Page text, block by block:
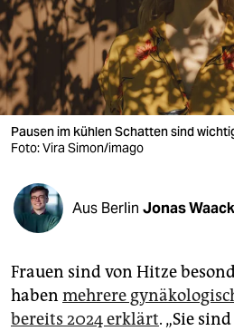
verlag
verlag
veranstaltungen
shop
unterstützen
genossenschaft
epaper login
Pausen im kühlen Schatten sind
Foto: Vira Simon/imago
Aus Berlin Jonas Waack
Frauen sind von Hitze
haben mehrere
bereits 2024 erklärt. „Sie